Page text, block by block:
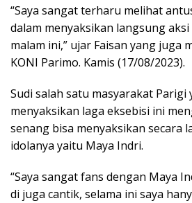
“Saya sangat terharu melihat
dalam menyaksikan langsung
malam ini,” ujar Faisan yang juga
KONI Parimo. Kamis (17/08/2023).
Sudi salah satu masyarakat Parigi
menyaksikan laga eksebisi ini
senang bisa menyaksikan secara
idolanya yaitu Maya Indri.
“Saya sangat fans dengan Maya
di juga cantik, selama ini saya